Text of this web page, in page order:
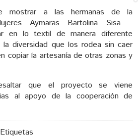
mostrar a las hermanas de la
Aymaras Bartolina Sisa –
en lo textil de manera diferente
la diversidad que los rodea sin caer
copiar la artesanía de otras zonas y
que el proyecto se viene
al apoyo de la cooperación de